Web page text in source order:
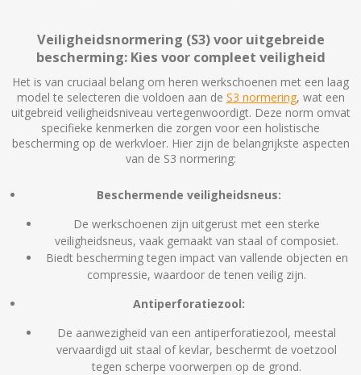
Veiligheidsnormering (S3) voor uitgebreide
bescherming: Kies voor compleet veiligheid
Het is van cruciaal belang om heren werkschoenen met een laag
model te selecteren die voldoen aan de S3 normering, wat een
uitgebreid veiligheidsniveau vertegenwoordigt. Deze norm omvat
specifieke kenmerken die zorgen voor een holistische
bescherming op de werkvloer. Hier zijn de belangrijkste aspecten
van de S3 normering:
Beschermende veiligheidsneus:
De werkschoenen zijn uitgerust met een sterke
veiligheidsneus, vaak gemaakt van staal of composiet.
Biedt bescherming tegen impact van vallende objecten en
compressie, waardoor de tenen veilig zijn.
Antiperforatiezool:
De aanwezigheid van een antiperforatiezool, meestal
vervaardigd uit staal of kevlar, beschermt de voetzool
tegen scherpe voorwerpen op de grond.